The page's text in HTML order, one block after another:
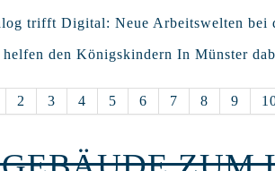
trifft Digital: Neue Arbeitswelten bei
den Königskindern In Münster
2 3 4 5 6 7 8 9